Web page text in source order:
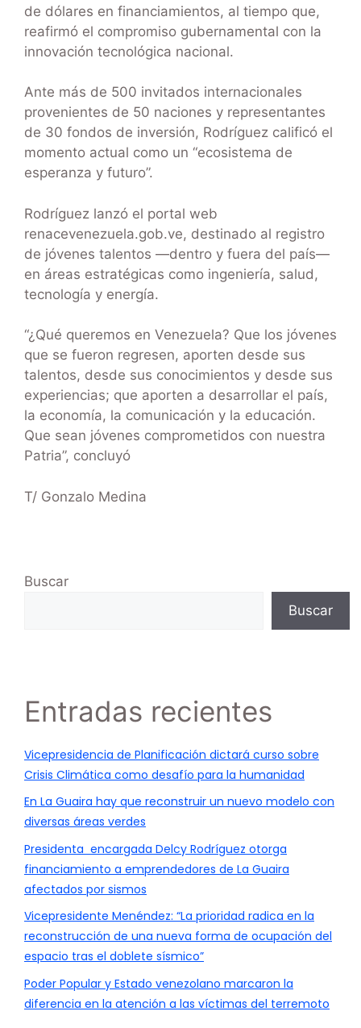
de dólares en financiamientos, al tiempo que,
reafirmó el compromiso gubernamental con la
innovación tecnológica nacional.
Ante más de 500 invitados internacionales
provenientes de 50 naciones y representantes
de 30 fondos de inversión, Rodríguez calificó el
momento actual como un “ecosistema de
esperanza y futuro”.
Rodríguez lanzó el portal web
renacevenezuela.gob.ve, destinado al registro
de jóvenes talentos —dentro y fuera del país—
en áreas estratégicas como ingeniería, salud,
tecnología y energía.
“¿Qué queremos en Venezuela? Que los jóvenes
que se fueron regresen, aporten desde sus
talentos, desde sus conocimientos y desde sus
experiencias; que aporten a desarrollar el país,
la economía, la comunicación y la educación.
Que sean jóvenes comprometidos con nuestra
Patria”, concluyó
T/ Gonzalo Medina
Buscar
Buscar
Entradas recientes
Vicepresidencia de Planificación dictará curso sobre
Crisis Climática como desafío para la humanidad
En La Guaira hay que reconstruir un nuevo modelo con
diversas áreas verdes
Presidenta encargada Delcy Rodríguez otorga
financiamiento a emprendedores de La Guaira
afectados por sismos
Vicepresidente Menéndez: “La prioridad radica en la
reconstrucción de una nueva forma de ocupación del
espacio tras el doblete sísmico”
Poder Popular y Estado venezolano marcaron la
diferencia en la atención a las víctimas del terremoto